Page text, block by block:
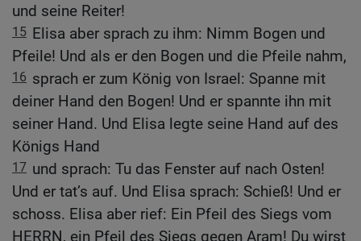
und seine Reiter!
15 Elisa aber sprach zu ihm: Nimm Bogen und
Pfeile! Und als er den Bogen und die Pfeile nahm,
16 sprach er zum König von Israel: Spanne mit
deiner Hand den Bogen! Und er spannte ihn mit
seiner Hand. Und Elisa legte seine Hand auf des
Königs Hand
17 und sprach: Tu das Fenster auf nach Osten!
Und er tat’s auf. Und Elisa sprach: Schieß! Und er
schoss. Elisa aber rief: Ein Pfeil des Siegs vom
HERRN, ein Pfeil des Siegs gegen Aram! Du wirst